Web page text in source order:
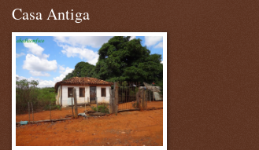
Casa Antiga